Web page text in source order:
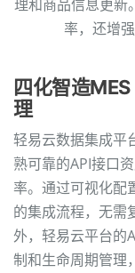
理和商品信息更新
率，还增
四化智造
理
轻易云数据集成平
熟可靠的API接口
率。通过可视化配
的集成流程，无需
外，轻易云平台的
制和生命周期管理